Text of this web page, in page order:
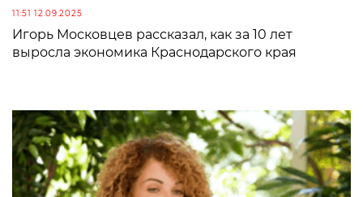
11:51 12.09.2025
Игорь Московцев рассказал, как за 10 лет
выросла экономика Краснодарского края